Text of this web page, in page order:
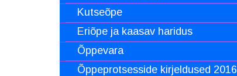
Kutseõpe
Eriõpe ja kaasav haridus
Õppevara
Õppeprotsesside kirjeldused 2016